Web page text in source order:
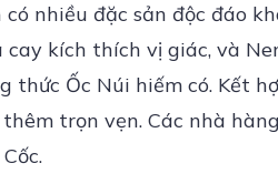
nhiều đặc sản độc đáo
cay kích thích vị giác, và
thức Ốc Núi hiếm có. Kết
trọn vẹn. Các nhà